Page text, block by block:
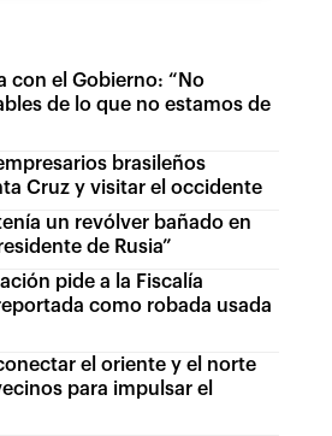
con el Gobierno: “No
de lo que no estamos de
brasileños
Cruz y visitar el occidente
un revólver bañado en
de Rusia”
pide a la Fiscalía
como robada usada
el oriente y el norte
para impulsar el